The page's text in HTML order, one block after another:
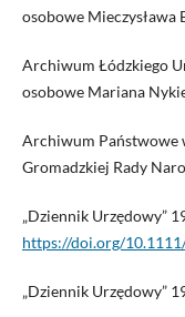
osobowe Mieczysława
Archiwum Łódzkiego
osobowe Mariana
Archiwum Państwowe
Gromadzkiej Rady
„Dziennik Urzędowy”
https://doi.org/
„Dziennik Urzędowy”